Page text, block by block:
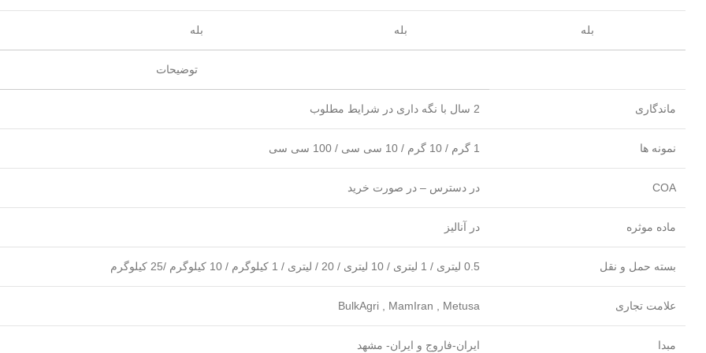
بله بله بله
توضیحات
ماندگاری 2 سال با نگه داری در شرایط مطلوب
نمونه ها 1 گرم / 10 گرم / 10 سی سی / 100 سی سی
COA در دسترس – در صورت خرید
ماده موثره در آنالیز
بسته حمل و نقل 0.5 لیتری / 1 لیتری / 10 لیتری / 20 / لیتری / 1 کیلوگرم / 10 کیلوگرم /25 کیلوگرم
علامت تجاری BulkAgri , MamIran , Metusa
مبدا ایران-فاروج و ایران- مشهد